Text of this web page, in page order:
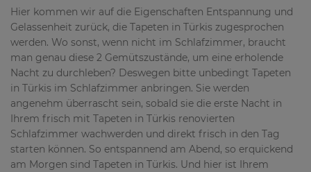
Hier kommen wir auf die Eigenschaften Entspannung und
Gelassenheit zurück, die Tapeten in Türkis zugesprochen
werden. Wo sonst, wenn nicht im Schlafzimmer, braucht
man genau diese 2 Gemütszustände, um eine erholende
Nacht zu durchleben? Deswegen bitte unbedingt Tapeten
in Türkis im Schlafzimmer anbringen. Sie werden
angenehm überrascht sein, sobald sie die erste Nacht in
Ihrem frisch mit Tapeten in Türkis renovierten
Schlafzimmer wachwerden und direkt frisch in den Tag
starten können. So entspannend am Abend, so erquickend
am Morgen sind Tapeten in Türkis. Und hier ist Ihrem